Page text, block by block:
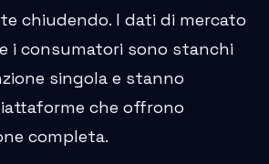
chiudendo. I dati di mercato
i consumatori sono stanchi
singola e stanno
che offrono
completa.